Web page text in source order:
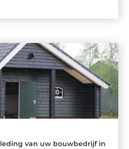
van uw bouwbedrijf in